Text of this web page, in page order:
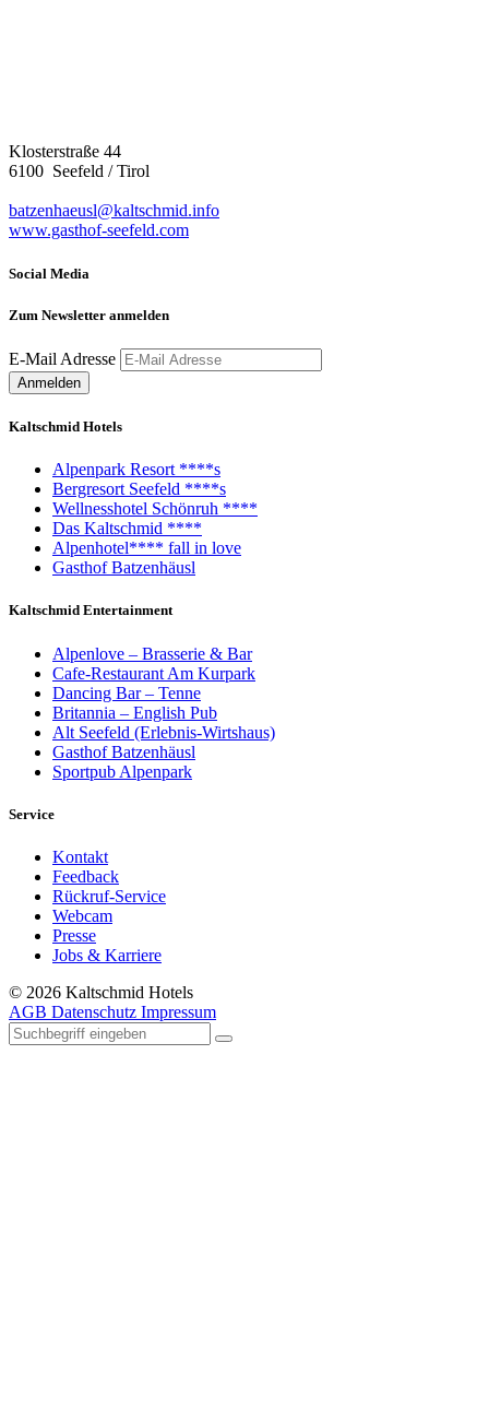
Klosterstraße 44
6100 Seefeld / Tirol
batzenhaeusl@kaltschmid.info
www.gasthof-seefeld.com
Social Media
Zum Newsletter anmelden
E-Mail Adresse
Kaltschmid Hotels
Alpenpark Resort ****s
Bergresort Seefeld ****s
Wellnesshotel Schönruh ****
Das Kaltschmid ****
Alpenhotel**** fall in love
Gasthof Batzenhäusl
Kaltschmid Entertainment
Alpenlove – Brasserie & Bar
Cafe-Restaurant Am Kurpark
Dancing Bar – Tenne
Britannia – English Pub
Alt Seefeld (Erlebnis-Wirtshaus)
Gasthof Batzenhäusl
Sportpub Alpenpark
Service
Kontakt
Feedback
Rückruf-Service
Webcam
Presse
Jobs & Karriere
© 2026 Kaltschmid Hotels
AGB Datenschutz Impressum